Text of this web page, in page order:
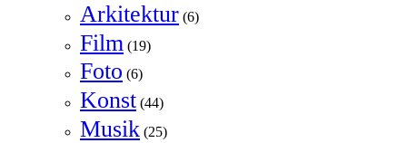
Arkitektur (6)
Film (19)
Foto (6)
Konst (44)
Musik (25)